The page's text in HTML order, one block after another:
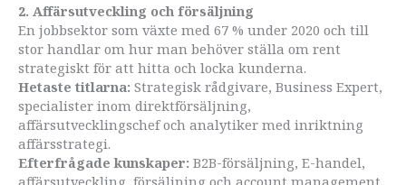
2. Affärsutveckling och försäljning
En jobbsektor som växte med 67 % under 2020 och till
stor handlar om hur man behöver ställa om rent
strategiskt för att hitta och locka kunderna.
Hetaste titlarna: Strategisk rådgivare, Business Expert,
specialister inom direktförsäljning,
affärsutvecklingschef och analytiker med inriktning
affärsstrategi.
Efterfrågade kunskaper: B2B-försäljning, E-handel,
affärsutveckling, försäljning och account management.